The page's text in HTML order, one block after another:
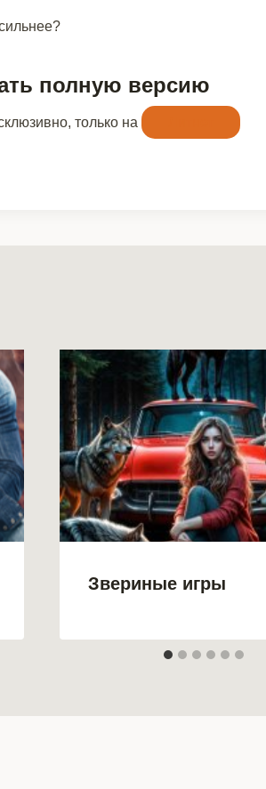
полную версию
только на
Звериные игры